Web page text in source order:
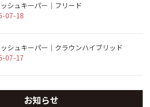
シュキーパー｜フリード
07-18
シュキーパー｜クラウンハイブリッド
07-17
お知らせ